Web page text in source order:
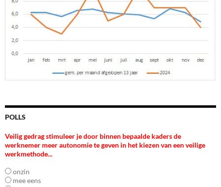
POLLS
Veilig gedrag stimuleer je door binnen bepaalde kaders de
werknemer meer autonomie te geven in het kiezen van een veilige
werkmethode...
onzin
mee eens